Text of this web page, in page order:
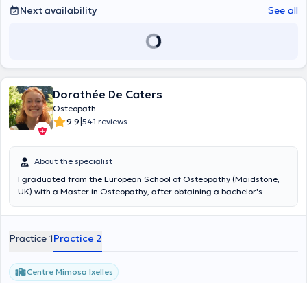
Next availability
See all
Dorothée De Caters
Osteopath
9.9|541 reviews
About the specialist
I graduated from the European School of Osteopathy (Maidstone,
UK) with a Master in Osteopathy, after obtaining a bachelor's
have acquired a passion for the human body and his functions. My
familiar with a wide range of techniques: structural, myotensive,
fascial, muscular, visceral, cranio-sacral... I treat adults, elderly
people, pregnant women, children, infants and athletes with
Practice 1Practice 2
Centre Mimosa Ixelles